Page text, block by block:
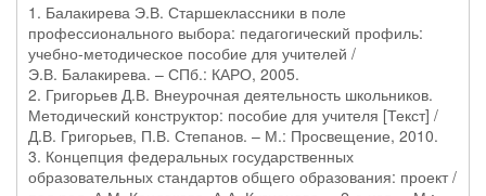
1. Балакирева Э.В. Старшеклассники в поле
профессионального выбора: педагогический профиль:
учебно-методическое пособие для учителей /
Э.В. Балакирева. – СПб.: КАРО, 2005.
2. Григорьев Д.В. Внеурочная деятельность школьников.
Методический конструктор: пособие для учителя [Текст] /
Д.В. Григорьев, П.В. Степанов. – М.: Просвещение, 2010.
3. Концепция федеральных государственных
образовательных стандартов общего образования: проект /